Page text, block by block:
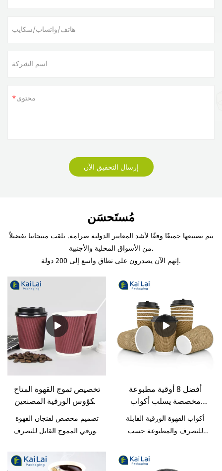
هاتف/واتساب/سكايب
اسم الشركة
محتوى
إرسال التحقيق الآن
مُستَحسَن
يتم تصنيعها جميعًا وفقًا لأشد المعايير الدولية صرامة. تلقت منتجاتنا تفضيلاً
من الأسواق المحلية والأجنبية.
إنهم الآن يصدرون على نطاق واسع إلى 200 دولة.
تخصيص تموج القهوة المتاح
الكؤوس الورقية المصنعين
تصميم مخصص لفنجان القهوة
الورقي المموج القابل للتصرف
السوق ، يتمتع بمزايا بارزة لا
تضاهى من حيث الأداء والجودة
أفضل 8 أوقية مطبوعة
مخصصة يسلب أكواب
القهوة الورقية مع غطاء
مصاصة | تغليف KaiLai
أكواب القهوة الورقية القابلة
للتصرف والمطبوعة حسب
مقارنة بالمنتجات المماثلة في
السوق ، لها مزايا بارزة لا